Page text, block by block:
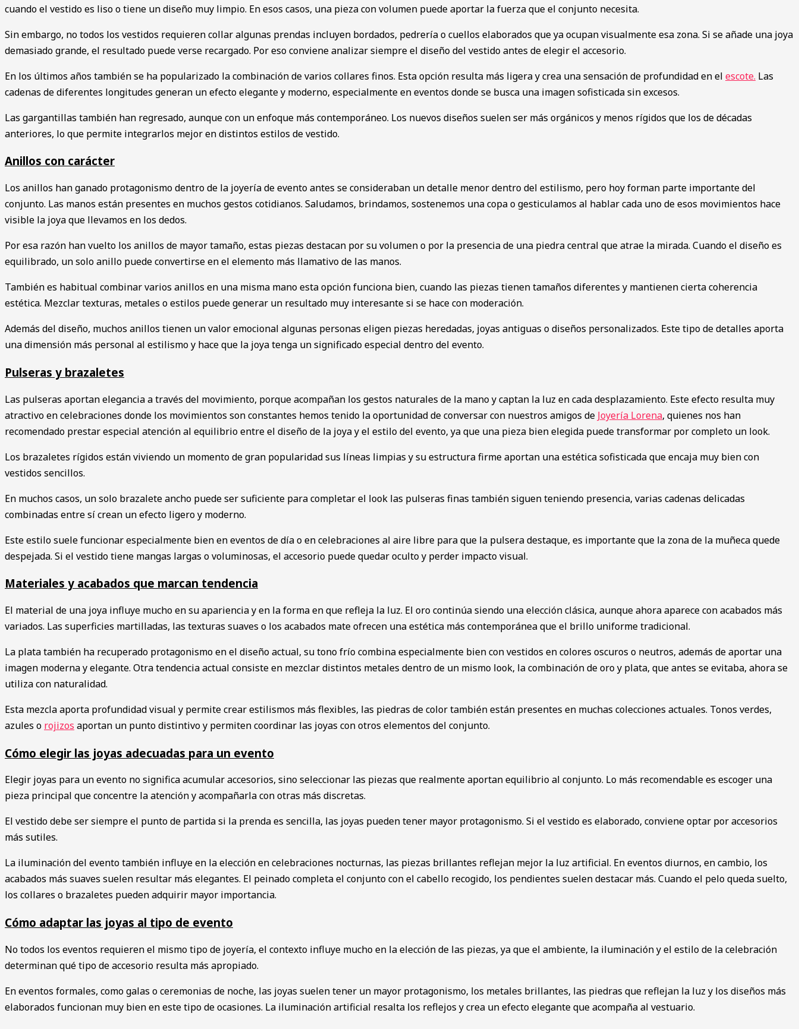
cuando el vestido es liso o tiene un diseño muy limpio. En esos casos, una pieza con volumen puede aportar la fuerza que el conjunto necesita.
Sin embargo, no todos los vestidos requieren collar algunas prendas incluyen bordados, pedrería o cuellos elaborados que ya ocupan visualmente esa zona. Si se añade una joya
demasiado grande, el resultado puede verse recargado. Por eso conviene analizar siempre el diseño del vestido antes de elegir el accesorio.
En los últimos años también se ha popularizado la combinación de varios collares finos. Esta opción resulta más ligera y crea una sensación de profundidad en el escote. Las
cadenas de diferentes longitudes generan un efecto elegante y moderno, especialmente en eventos donde se busca una imagen sofisticada sin excesos.
Las gargantillas también han regresado, aunque con un enfoque más contemporáneo. Los nuevos diseños suelen ser más orgánicos y menos rígidos que los de décadas
anteriores, lo que permite integrarlos mejor en distintos estilos de vestido.
Anillos con carácter
Los anillos han ganado protagonismo dentro de la joyería de evento antes se consideraban un detalle menor dentro del estilismo, pero hoy forman parte importante del
conjunto. Las manos están presentes en muchos gestos cotidianos. Saludamos, brindamos, sostenemos una copa o gesticulamos al hablar cada uno de esos movimientos hace
visible la joya que llevamos en los dedos.
Por esa razón han vuelto los anillos de mayor tamaño, estas piezas destacan por su volumen o por la presencia de una piedra central que atrae la mirada. Cuando el diseño es
equilibrado, un solo anillo puede convertirse en el elemento más llamativo de las manos.
También es habitual combinar varios anillos en una misma mano esta opción funciona bien, cuando las piezas tienen tamaños diferentes y mantienen cierta coherencia
estética. Mezclar texturas, metales o estilos puede generar un resultado muy interesante si se hace con moderación.
Además del diseño, muchos anillos tienen un valor emocional algunas personas eligen piezas heredadas, joyas antiguas o diseños personalizados. Este tipo de detalles aporta
una dimensión más personal al estilismo y hace que la joya tenga un significado especial dentro del evento.
Pulseras y brazaletes
Las pulseras aportan elegancia a través del movimiento, porque acompañan los gestos naturales de la mano y captan la luz en cada desplazamiento. Este efecto resulta muy
atractivo en celebraciones donde los movimientos son constantes hemos tenido la oportunidad de conversar con nuestros amigos de Joyería Lorena, quienes nos han
recomendado prestar especial atención al equilibrio entre el diseño de la joya y el estilo del evento, ya que una pieza bien elegida puede transformar por completo un look.
Los brazaletes rígidos están viviendo un momento de gran popularidad sus líneas limpias y su estructura firme aportan una estética sofisticada que encaja muy bien con
vestidos sencillos.
En muchos casos, un solo brazalete ancho puede ser suficiente para completar el look las pulseras finas también siguen teniendo presencia, varias cadenas delicadas
combinadas entre sí crean un efecto ligero y moderno.
Este estilo suele funcionar especialmente bien en eventos de día o en celebraciones al aire libre para que la pulsera destaque, es importante que la zona de la muñeca quede
despejada. Si el vestido tiene mangas largas o voluminosas, el accesorio puede quedar oculto y perder impacto visual.
Materiales y acabados que marcan tendencia
El material de una joya influye mucho en su apariencia y en la forma en que refleja la luz. El oro continúa siendo una elección clásica, aunque ahora aparece con acabados más
variados. Las superficies martilladas, las texturas suaves o los acabados mate ofrecen una estética más contemporánea que el brillo uniforme tradicional.
La plata también ha recuperado protagonismo en el diseño actual, su tono frío combina especialmente bien con vestidos en colores oscuros o neutros, además de aportar una
imagen moderna y elegante. Otra tendencia actual consiste en mezclar distintos metales dentro de un mismo look, la combinación de oro y plata, que antes se evitaba, ahora se
utiliza con naturalidad.
Esta mezcla aporta profundidad visual y permite crear estilismos más flexibles, las piedras de color también están presentes en muchas colecciones actuales. Tonos verdes,
azules o rojizos aportan un punto distintivo y permiten coordinar las joyas con otros elementos del conjunto.
Cómo elegir las joyas adecuadas para un evento
Elegir joyas para un evento no significa acumular accesorios, sino seleccionar las piezas que realmente aportan equilibrio al conjunto. Lo más recomendable es escoger una
pieza principal que concentre la atención y acompañarla con otras más discretas.
El vestido debe ser siempre el punto de partida si la prenda es sencilla, las joyas pueden tener mayor protagonismo. Si el vestido es elaborado, conviene optar por accesorios
más sutiles.
La iluminación del evento también influye en la elección en celebraciones nocturnas, las piezas brillantes reflejan mejor la luz artificial. En eventos diurnos, en cambio, los
acabados más suaves suelen resultar más elegantes. El peinado completa el conjunto con el cabello recogido, los pendientes suelen destacar más. Cuando el pelo queda suelto,
los collares o brazaletes pueden adquirir mayor importancia.
Cómo adaptar las joyas al tipo de evento
No todos los eventos requieren el mismo tipo de joyería, el contexto influye mucho en la elección de las piezas, ya que el ambiente, la iluminación y el estilo de la celebración
determinan qué tipo de accesorio resulta más apropiado.
En eventos formales, como galas o ceremonias de noche, las joyas suelen tener un mayor protagonismo, los metales brillantes, las piedras que reflejan la luz y los diseños más
elaborados funcionan muy bien en este tipo de ocasiones. La iluminación artificial resalta los reflejos y crea un efecto elegante que acompaña al vestuario.